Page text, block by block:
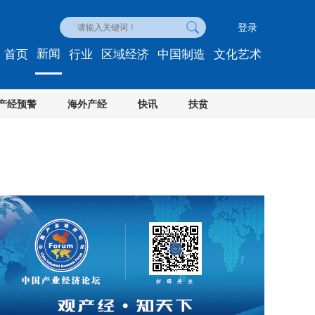
登录
首页 新闻
经预警 海外产经 快讯 扶贫
行业 区域经济 中国制造 文化艺术